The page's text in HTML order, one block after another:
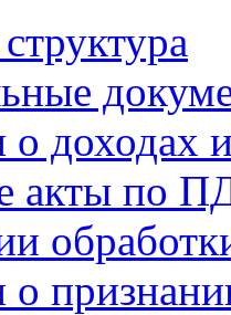
о доходах
акты по
о